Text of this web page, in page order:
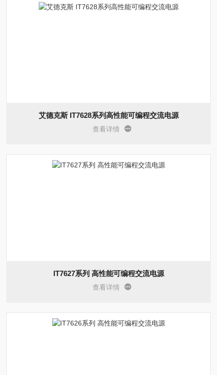
艾德克斯 IT7628系列高性能可编程交流电源
查看详情
IT7627系列 高性能可编程交流电源
查看详情